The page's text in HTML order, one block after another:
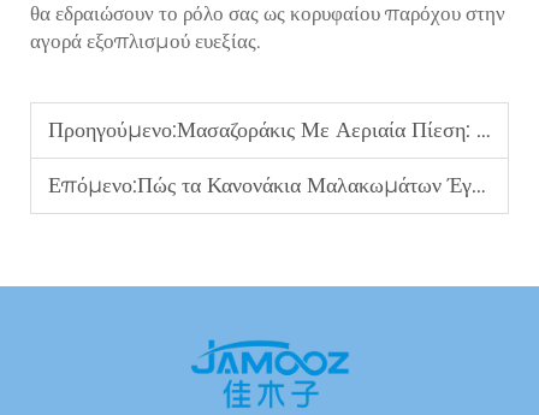
θα εδραιώσουν το ρόλο σας ως κορυφαίου παρόχου στην
αγορά εξοπλισμού ευεξίας.
Προηγούμενο:Μασαζοράκις Με Αεριαία Πίεση: Το Υψηλότερου Επιπέδου Προϊόν Υγείας Που Οι Αγοραστές Έχουν Στο Βλέμμα
Επόμενο:Πώς τα Κανονάκια Μαλακωμάτων Έγιναν Απαραίτητο Εξοπλισμός για Τα Φιλικά και Τις Μάρκες Λογισμού